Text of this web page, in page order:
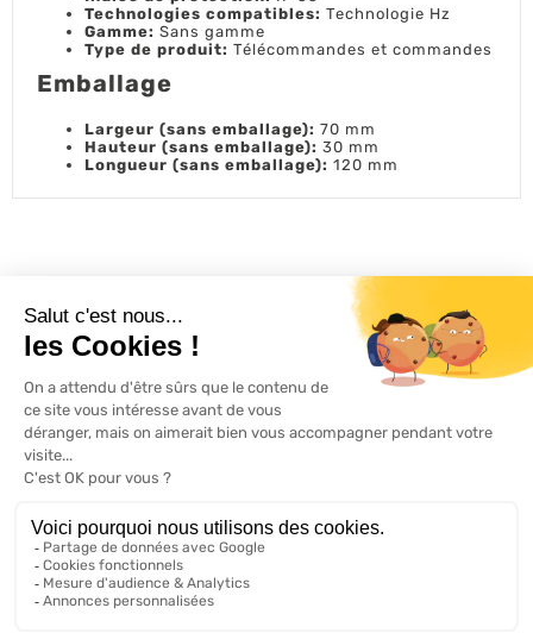
Technologies compatibles: Technologie Hz
Gamme: Sans gamme
Type de produit: Télécommandes et commandes
Emballage
Largeur (sans emballage): 70 mm
Hauteur (sans emballage): 30 mm
Longueur (sans emballage): 120 mm
L'ACTU 100% VOLET ROULANT

SERVICES
INFORMATIONS
A propos de 100% volets roulant
Conditions générales de vente